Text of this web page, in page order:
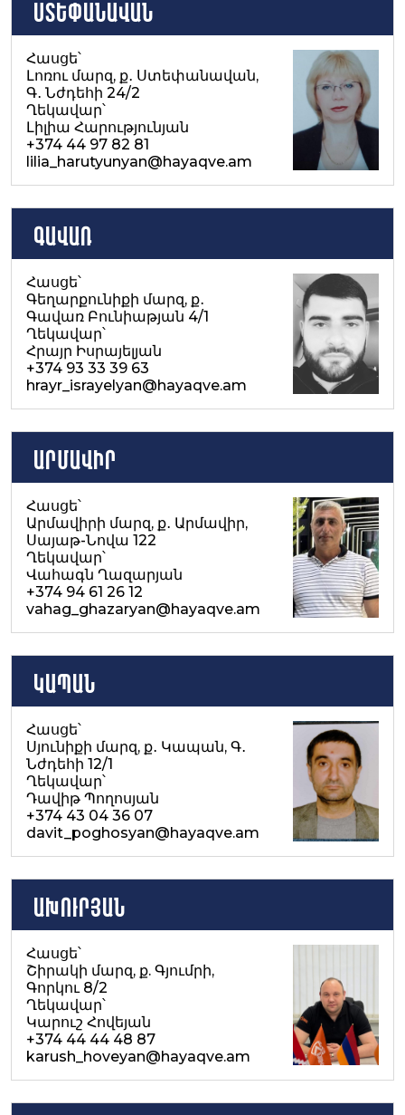
Ստեփանավան
Հասցե՝
Լոռու մարզ, ք․ Ստեփանավան,
Գ․ Նժդեհի 24/2
Ղեկավար՝
Լիլիա Հարությունյան
+374 44 97 82 81
lilia_harutyunyan@hayaqve.am
Գավառ
Հասցե՝
Գեղարքունիքի մարզ, ք․
Գավառ Բունիաթյան 4/1
Ղեկավար՝
Հրայր Իսրայելյան
+374 93 33 39 63
hrayr_israyelyan@hayaqve.am
Արմավիր
Հասցե՝
Արմավիրի մարզ, ք․ Արմավիր,
Սայաթ-Նովա 122
Ղեկավար՝
Վահագն Ղազարյան
+374 94 61 26 12
vahag_ghazaryan@hayaqve.am
Կապան
Հասցե՝
Սյունիքի մարզ, ք․ Կապան, Գ․
Նժդեհի 12/1
Ղեկավար՝
Դավիթ Պողոսյան
+374 43 04 36 07
davit_poghosyan@hayaqve.am
Ախուրյան
Հասցե՝
Շիրակի մարզ, ք. Գյումրի,
Գորկու 8/2
Ղեկավար՝
Կարուշ Հովեյան
+374 44 44 48 87
karush_hoveyan@hayaqve.am